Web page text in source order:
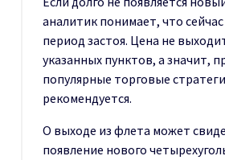
аналитик понимает, что
период застоя. Цена не
указанных пунктов, а значит,
популярные торговые
рекомендуется.
О выходе из флета может
появление нового